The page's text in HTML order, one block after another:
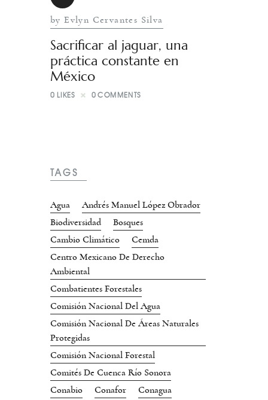
by Evlyn Cervantes Silva
Sacrificar al jaguar, una
práctica constante en
México
0 LIKES 0 COMMENTS
TAGS
Agua
Andrés Manuel López Obrador
Biodiversidad
Bosques
Cambio Climático
Cemda
Centro Mexicano De Derecho
Ambiental
Combatientes Forestales
Comisión Nacional Del Agua
Comisión Nacional De Áreas Naturales
Protegidas
Comisión Nacional Forestal
Comités De Cuenca Río Sonora
Conabio
Conafor
Conagua